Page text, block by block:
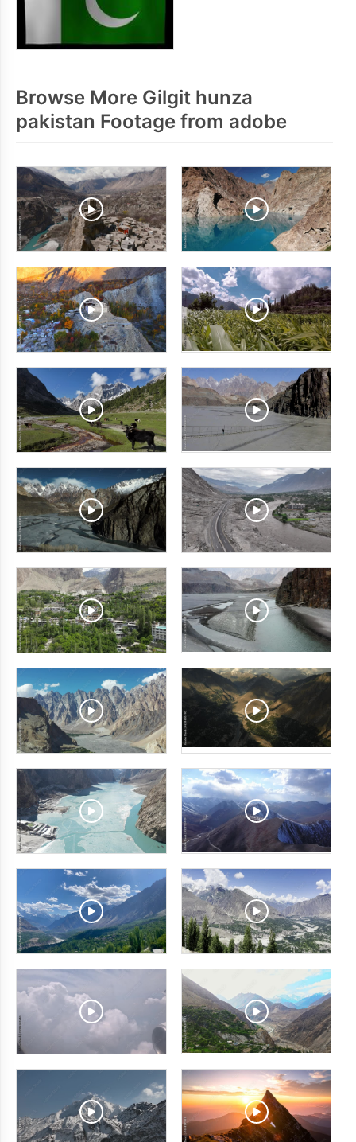
Browse More Gilgit hunza
pakistan Footage from adobe